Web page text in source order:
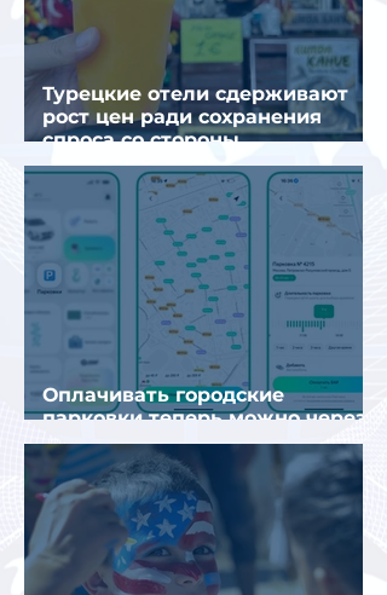
Турецкие отели сдерживают
рост цен ради сохранения
спроса со стороны
иностранных туристов
Оплачивать городские
парковки теперь можно через
Яндекс Go и «Заправки»